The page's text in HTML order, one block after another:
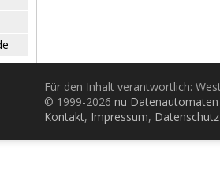
Für den Inhalt verantwortlich:
© 1999-2026 nu
Kontakt, Impressum, Datenschutz